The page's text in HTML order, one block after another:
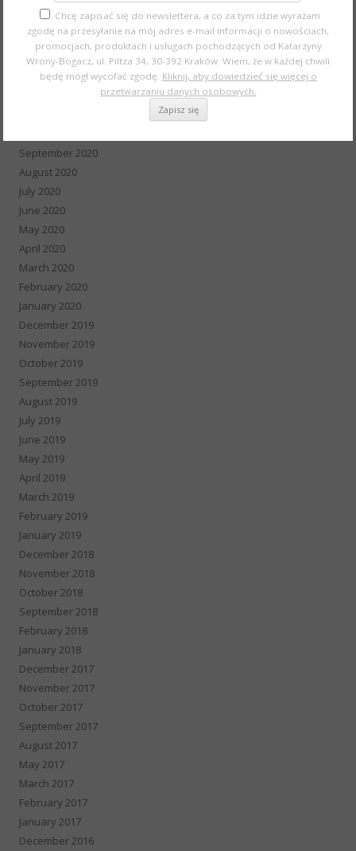
April 2021
March 2021
February 2021
January 2021
September 2020
August 2020
July 2020
June 2020
May 2020
April 2020
March 2020
February 2020
January 2020
December 2019
November 2019
October 2019
September 2019
August 2019
July 2019
June 2019
May 2019
April 2019
March 2019
February 2019
January 2019
December 2018
November 2018
October 2018
September 2018
February 2018
January 2018
December 2017
November 2017
October 2017
September 2017
August 2017
May 2017
March 2017
February 2017
January 2017
December 2016
Chcę zapisać się do newslettera, a co za tym idzie wyrażam
zgodę na przesyłanie na mój adres e-mail informacji o nowościach,
promocjach, produktach i usługach pochodzących od Katarzyny
Wrony-Bogacz, ul. Piltza 34, 30-392 Kraków. Wiem, że w każdej chwili
będę mógł wycofać zgodę. Kliknij, aby dowiedzieć się więcej o
przetwarzaniu danych osobowych.